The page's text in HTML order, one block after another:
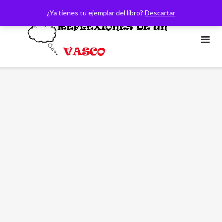
¿Ya tienes tu ejemplar del libro? Descartar
contenido